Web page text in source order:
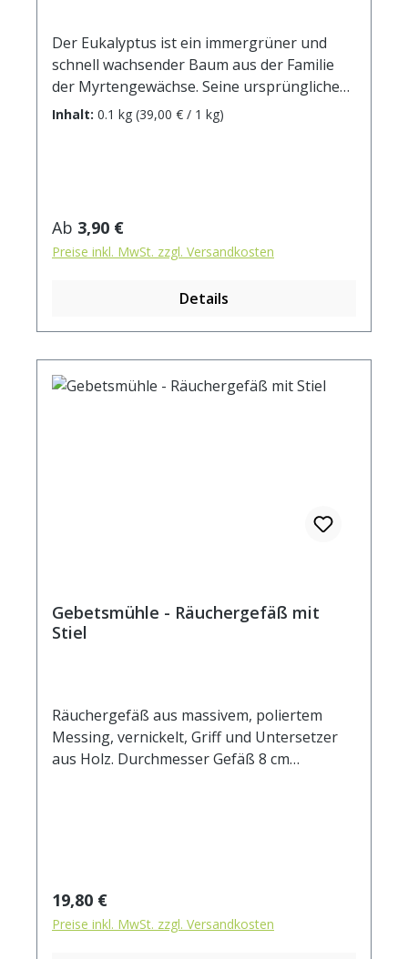
Der Eukalyptus ist ein immergrüner und
schnell wachsender Baum aus der Familie
der Myrtengewächse. Seine ursprünglichen
Heimatländer sind Australien und
Indonesien, mittlerweile ist er jedoch weit
Eukalyptusbaumes ist wegen seiner guten
Qualität beliebt, sein ätherisches Öl ist ein
begehrter Duft- und Wirkstoff.
Inhalt: 0.1 kg (39,00 € / 1 kg)
Regulärer Preis:
Ab 3,90 €
Preise inkl. MwSt. zzgl. Versandkosten
Details
Gebetsmühle - Räuchergefäß mit
Stiel
Räuchergefäß aus massivem, poliertem
Messing, vernickelt, Griff und Untersetzer
aus Holz. Durchmesser Gefäß 8 cm
Regulärer Preis:
19,80 €
Preise inkl. MwSt. zzgl. Versandkosten